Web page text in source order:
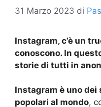
31 Marzo 2023 di
Instagram, c’è un
conoscono. In
storie di tutti in
Instagram è uno
popolari al mondo,